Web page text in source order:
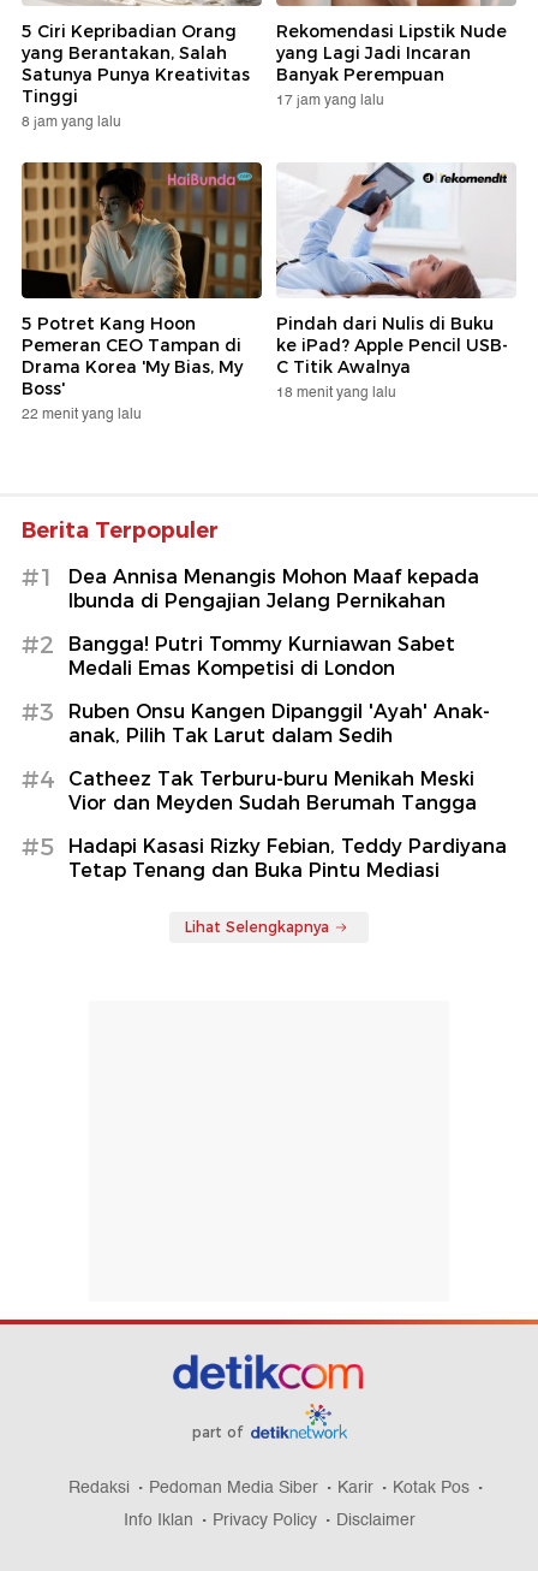
5 Ciri Kepribadian Orang
yang Berantakan, Salah
Satunya Punya Kreativitas
Tinggi
8 jam yang lalu
Rekomendasi Lipstik Nude
yang Lagi Jadi Incaran
Banyak Perempuan
17 jam yang lalu
5 Potret Kang Hoon
Pemeran CEO Tampan di
Drama Korea 'My Bias, My
Boss'
22 menit yang lalu
Pindah dari Nulis di Buku
ke iPad? Apple Pencil USB-
C Titik Awalnya
18 menit yang lalu
Berita Terpopuler
#1
Dea Annisa Menangis Mohon Maaf kepada
Ibunda di Pengajian Jelang Pernikahan
#2
Bangga! Putri Tommy Kurniawan Sabet
Medali Emas Kompetisi di London
#3
Ruben Onsu Kangen Dipanggil 'Ayah' Anak-
anak, Pilih Tak Larut dalam Sedih
#4
Catheez Tak Terburu-buru Menikah Meski
Vior dan Meyden Sudah Berumah Tangga
#5
Hadapi Kasasi Rizky Febian, Teddy Pardiyana
Tetap Tenang dan Buka Pintu Mediasi
Lihat Selengkapnya
part of
Redaksi Pedoman Media Siber Karir
Kotak Pos
Info Iklan
Privacy Policy Disclaimer